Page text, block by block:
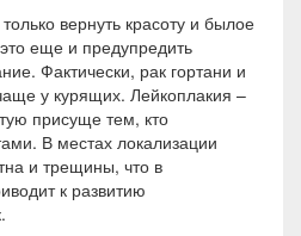
вернуть красоту и былое
еще и предупредить
Фактически, рак гортани и
у курящих. Лейкоплакия –
присуще тем, кто
В местах локализации
и трещины, что в
к развитию